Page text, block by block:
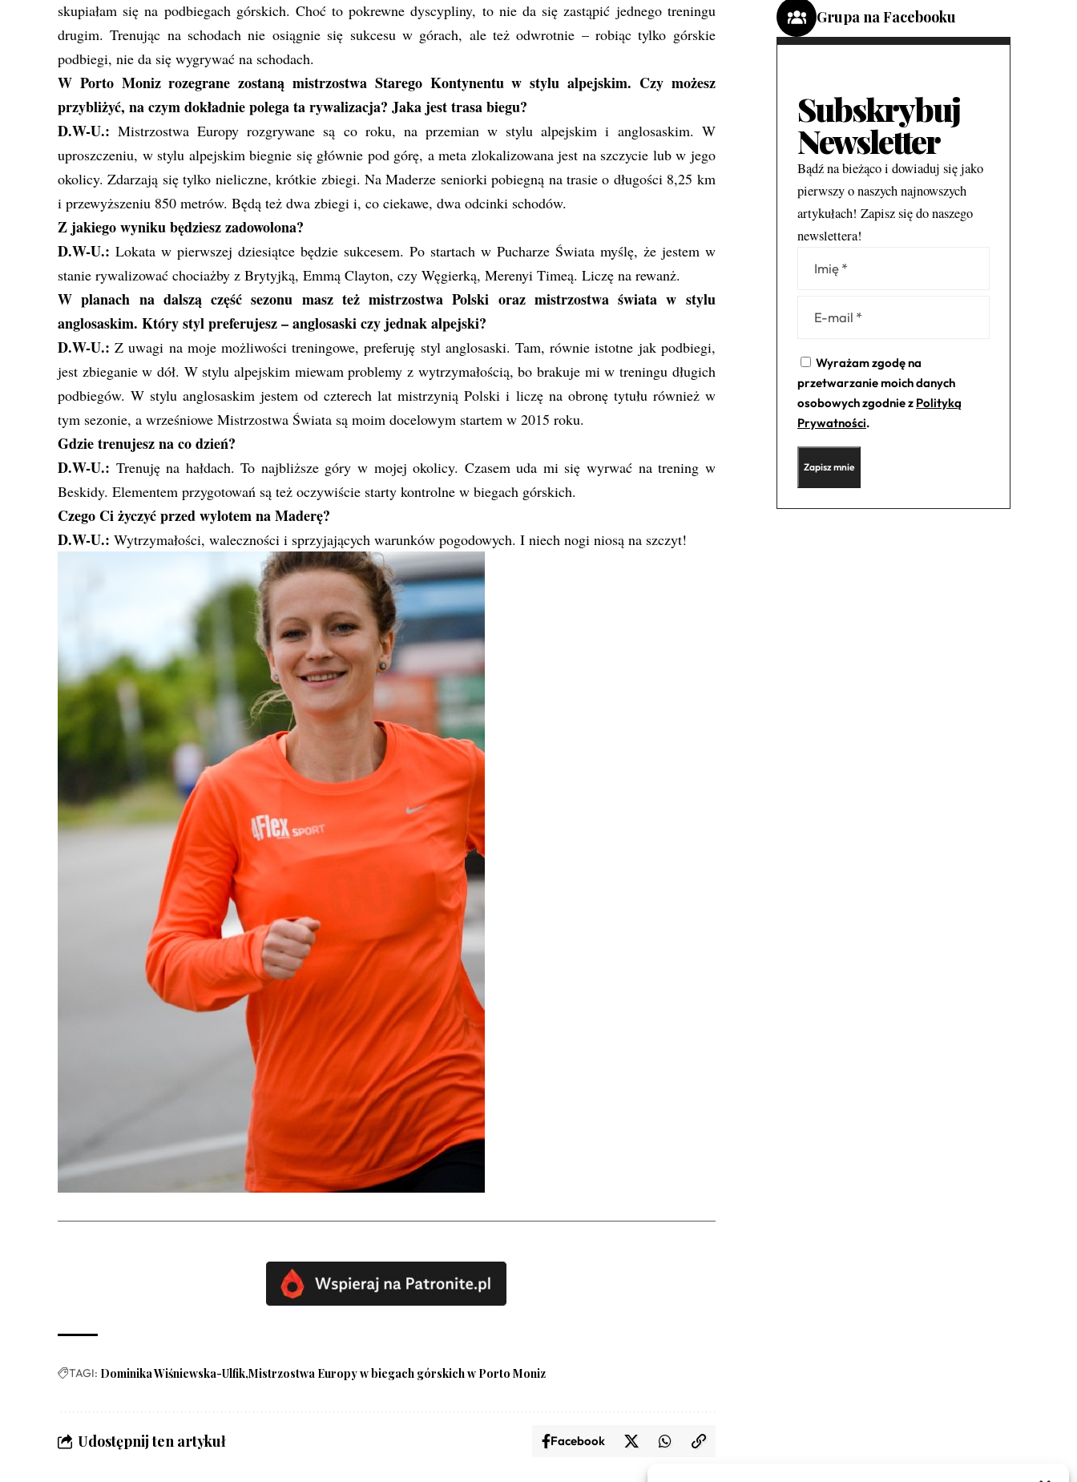
skupiałam się na podbiegach górskich. Choć to pokrewne dyscypliny, to nie da się zastąpić jednego treningu
drugim. Trenując na schodach nie osiągnie się sukcesu w górach, ale też odwrotnie – robiąc tylko górskie
podbiegi, nie da się wygrywać na schodach.
W Porto Moniz rozegrane zostaną mistrzostwa Starego Kontynentu w stylu alpejskim. Czy możesz
przybliżyć, na czym dokładnie polega ta rywalizacja? Jaka jest trasa biegu?
D.W-U.: Mistrzostwa Europy rozgrywane są co roku, na przemian w stylu alpejskim i anglosaskim. W
uproszczeniu, w stylu alpejskim biegnie się głównie pod górę, a meta zlokalizowana jest na szczycie lub w jego
okolicy. Zdarzają się tylko nieliczne, krótkie zbiegi. Na Maderze seniorki pobiegną na trasie o długości 8,25 km
i przewyższeniu 850 metrów. Będą też dwa zbiegi i, co ciekawe, dwa odcinki schodów.
Z jakiego wyniku będziesz zadowolona?
D.W-U.: Lokata w pierwszej dziesiątce będzie sukcesem. Po startach w Pucharze Świata myślę, że jestem w
stanie rywalizować chociażby z Brytyjką, Emmą Clayton, czy Węgierką, Merenyi Timeą. Liczę na rewanż.
W planach na dalszą część sezonu masz też mistrzostwa Polski oraz mistrzostwa świata w stylu
anglosaskim. Który styl preferujesz – anglosaski czy jednak alpejski?
D.W-U.: Z uwagi na moje możliwości treningowe, preferuję styl anglosaski. Tam, równie istotne jak podbiegi,
jest zbieganie w dół. W stylu alpejskim miewam problemy z wytrzymałością, bo brakuje mi w treningu długich
podbiegów. W stylu anglosaskim jestem od czterech lat mistrzynią Polski i liczę na obronę tytułu również w
tym sezonie, a wrześniowe Mistrzostwa Świata są moim docelowym startem w 2015 roku.
Gdzie trenujesz na co dzień?
D.W-U.: Trenuję na hałdach. To najbliższe góry w mojej okolicy. Czasem uda mi się wyrwać na trening w
Beskidy. Elementem przygotowań są też oczywiście starty kontrolne w biegach górskich.
Czego Ci życzyć przed wylotem na Maderę?
D.W-U.: Wytrzymałości, waleczności i sprzyjających warunków pogodowych. I niech nogi niosą na szczyt!
TAGI: Dominika Wiśniewska-Ulfik Mistrzostwa Europy w biegach górskich w Porto Moniz
Udostępnij ten artykuł Facebook
Grupa na Facebooku
Subskrybuj
Newsletter
Bądź na bieżąco i dowiaduj się jako
pierwszy o naszych najnowszych
artykułach! Zapisz się do naszego
newslettera!
Wyrażam zgodę na
przetwarzanie moich danych
osobowych zgodnie z Polityką
Prywatności.
Alternative: